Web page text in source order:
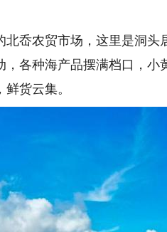
农贸市场，这里是洞头
各种海产品摆满档口，小
货云集。